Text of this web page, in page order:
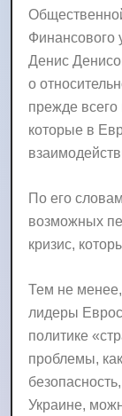
Финансового
Денис
о
прежде всего
которые в
По его
возможных
кризис,
Тем не
лидеры
политике
проблемы,
Украине,